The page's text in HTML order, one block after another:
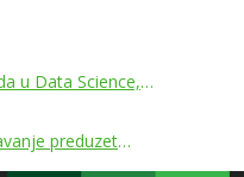
Meetup: Tržište rada u Data Science, ML, i AI 2023: Kakve nas promene očekuju?
MPS meetup: Umrežavanje preduzetnika Subotice @ InspiraHub